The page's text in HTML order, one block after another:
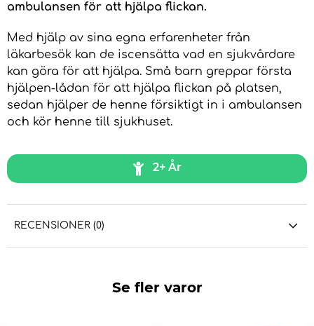
ambulansen för att hjälpa flickan.
Med hjälp av sina egna erfarenheter från
läkarbesök kan de iscensätta vad en sjukvårdare
kan göra för att hjälpa. Små barn greppar första
hjälpen-lådan för att hjälpa flickan på platsen,
sedan hjälper de henne försiktigt in i ambulansen
och kör henne till sjukhuset.
2+ År
RECENSIONER (0)
Se fler varor